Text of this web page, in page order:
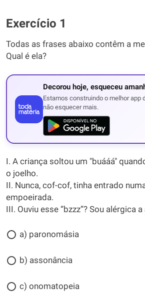
Exercício 1
Todas as frases abaixo contêm a
Qual é ela?
Decorou hoje, esqueceu
Estamos construindo o melhor app
não esquecer mais.
I. A criança soltou um "buááá"
o joelho.
II. Nunca, cof-cof, tinha entrado
empoeirada.
III. Ouviu esse “bzzz”? Sou alérgica
a) paronomásia
b) assonância
c) onomatopeia